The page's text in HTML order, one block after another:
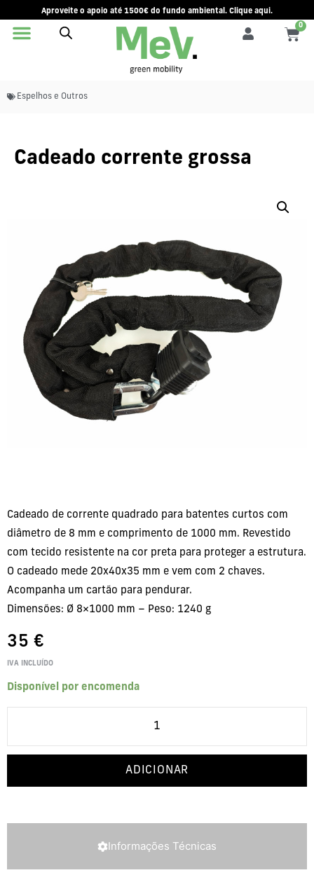
Aproveite o apoio até 1500€ do fundo ambiental. Clique aqui.
0
Espelhos e Outros
Cadeado corrente grossa
Cadeado de corrente quadrado para batentes curtos com
diâmetro de 8 mm e comprimento de 1000 mm. Revestido
com tecido resistente na cor preta para proteger a estrutura.
O cadeado mede 20x40x35 mm e vem com 2 chaves.
Acompanha um cartão para pendurar.
Dimensões: Ø 8×1000 mm – Peso: 1240 g
35 €
IVA INCLUÍDO
Disponível por encomenda
ADICIONAR
Informações Técnicas